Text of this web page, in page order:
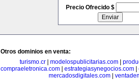
Precio Ofrecido $
Otros dominios en venta:
turismo.cr
modelospublicitarias.com
compraeletronica.com
estrategiasynegocios.com
mercadosdigitales.com|